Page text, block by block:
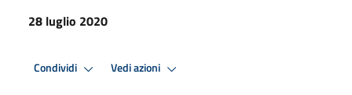
28 luglio 2020
Condividi Vedi azioni